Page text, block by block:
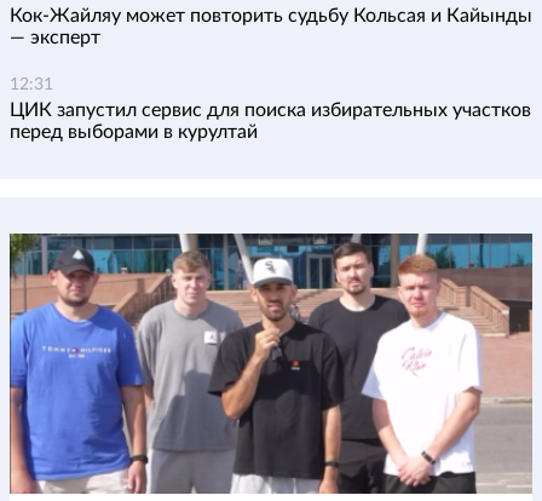
Кок-Жайляу может повторить судьбу Кольсая и Кайынды
— эксперт
12:31
ЦИК запустил сервис для поиска избирательных участков
перед выборами в курултай